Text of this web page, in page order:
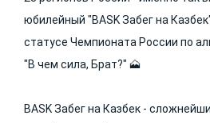
юбилейный "BASK Забег на
статусе Чемпионата России по
"В чем сила, Брат?" 🗻
BASK Забег на Казбек -